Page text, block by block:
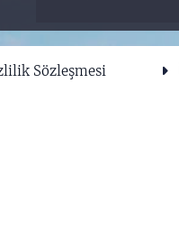
Sözleşmesi